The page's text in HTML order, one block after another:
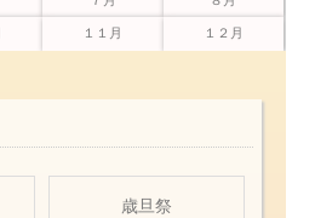
１１月 １２月
歳旦祭